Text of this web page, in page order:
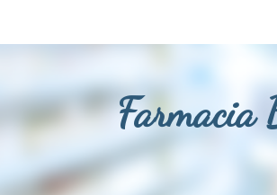
Farmacia